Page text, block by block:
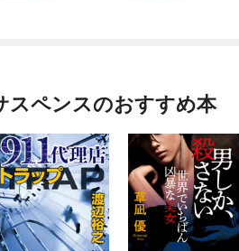
スペンスのおすすめ本